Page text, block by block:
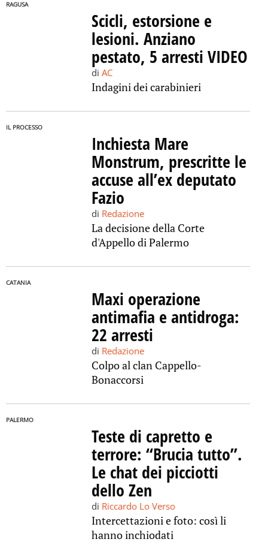
RAGUSA
Scicli, estorsione e
lesioni. Anziano
pestato, 5 arresti VIDEO
di AC
Indagini dei carabinieri
IL PROCESSO
Inchiesta Mare
Monstrum, prescritte le
accuse all’ex deputato
Fazio
di Redazione
La decisione della Corte
d'Appello di Palermo
CATANIA
Maxi operazione
antimafia e antidroga:
22 arresti
di Redazione
Colpo al clan Cappello-
Bonaccorsi
PALERMO
Teste di capretto e
terrore: “Brucia tutto”.
Le chat dei picciotti
dello Zen
di Riccardo Lo Verso
Intercettazioni e foto: così li
hanno inchiodati